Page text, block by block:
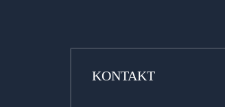
KONTAKT